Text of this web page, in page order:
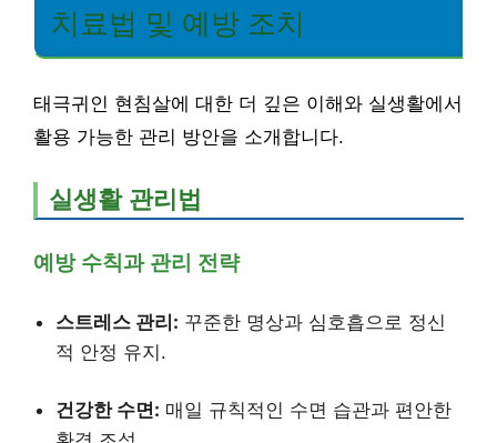
치료법 및 예방 조치
태극귀인 현침살에 대한 더 깊은 이해와 실생활에서
활용 가능한 관리 방안을 소개합니다.
실생활 관리법
예방 수칙과 관리 전략
스트레스 관리: 꾸준한 명상과 심호흡으로 정신
적 안정 유지.
건강한 수면: 매일 규칙적인 수면 습관과 편안한